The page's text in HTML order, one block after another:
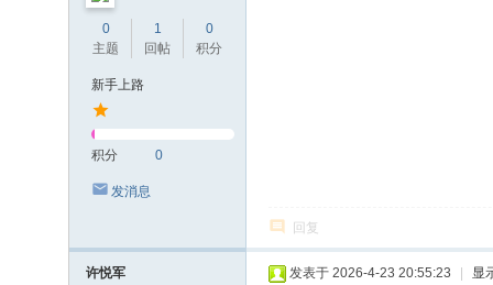
0
主题
1
回帖
0
积分
新手上路
积分 0
发消息
回复
许悦军 发表于 2026-4-23 20:55:23 显